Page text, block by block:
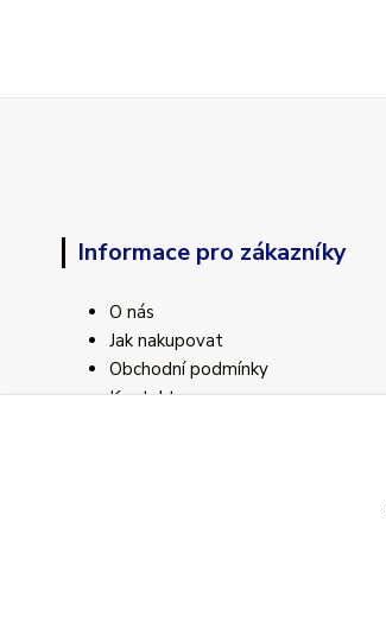
Informace pro zákazníky
O nás
Jak nakupovat
Obchodní podmínky
Kontakty